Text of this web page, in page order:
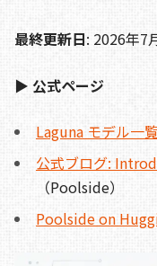
最終更新日: 2026年7
▶ 公式ページ
Laguna モデル一
公式ブログ:
（Poolside）
Poolside on